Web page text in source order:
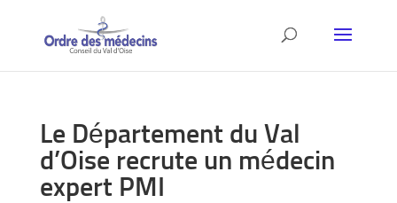
Le Département du Val
d’Oise recrute un médecin
expert PMI